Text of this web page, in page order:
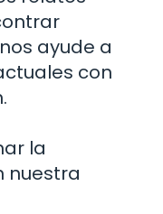
ayude a
con
la
nuestra